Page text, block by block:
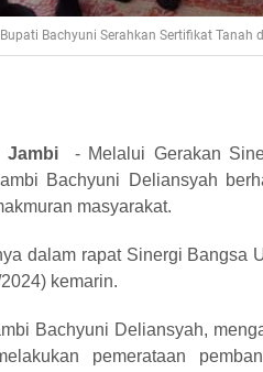
Bachyuni Serahkan Sertifikat Tanah
Jambi- Melalui Gerakan
Bachyuni Deliansyah
masyarakat.
dalam rapat Sinergi Bangsa
kemarin.
Bachyuni Deliansyah,
pemerataan